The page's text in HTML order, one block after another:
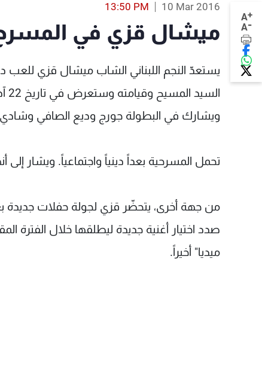
A+
A-
10 Mar 2016
13:50 PM
ميشال قزي في
يستعدّ النجم اللبناني الشاب ميشال قزي
ويشارك في البطولة جورج وديع الصافي وشادي
تحمل المسرحية بعداً دينياً واجتماعياً. ويشار
من جهة أخرى، يتحضّر قزي لجولة حفلات جديدة بعد
صدد اختيار أغنية جديدة ليطلقها خلال الفترة
ميديا" أخيراً.